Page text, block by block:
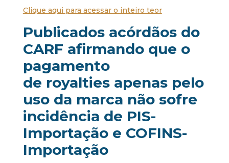
Clique aqui para acessar o inteiro teor
Publicados acórdãos do
CARF afirmando que o
pagamento
de royaltiesapenas pelo
uso da marca não sofre
incidência de PIS-
Importação e COFINS-
Importação